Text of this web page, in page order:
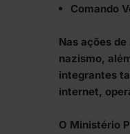
Comando
Nas ações
nazismo,
integrantes
internet,
O Ministério